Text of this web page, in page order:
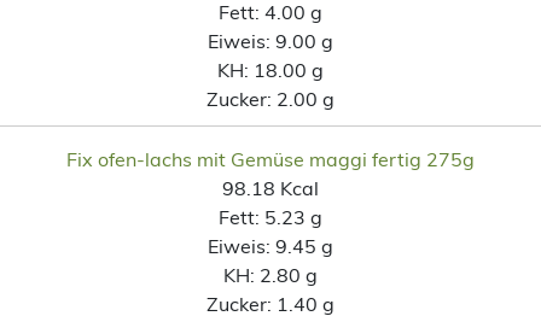
Fett: 4.00 g
Eiweis: 9.00 g
KH: 18.00 g
Zucker: 2.00 g
Fix ofen-lachs mit Gemüse maggi fertig 275g
98.18 Kcal
Fett: 5.23 g
Eiweis: 9.45 g
KH: 2.80 g
Zucker: 1.40 g